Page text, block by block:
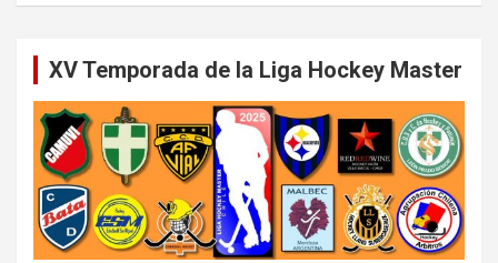
XV Temporada de la Liga Hockey Master